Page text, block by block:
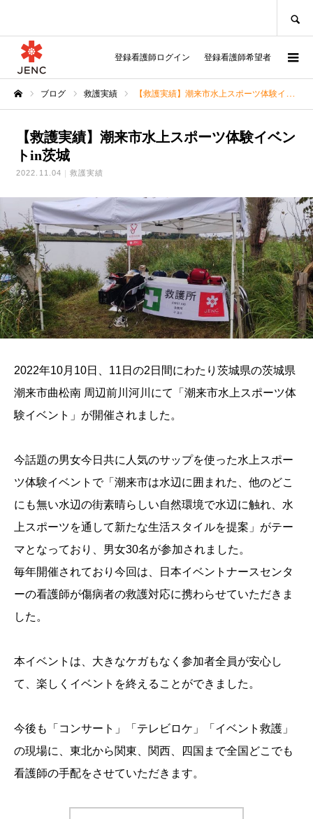
登録看護師ログイン 登録看護師希望者
ブログ 救護実績 【救護実績】潮来市水上スポーツ体験イベントin茨城
【救護実績】潮来市水上スポーツ体験イベン
トin茨城
2022.11.04 救護実績
2022年10月10日、11日の2日間にわたり茨城県の茨城県
潮来市曲松南 周辺前川河川にて「潮来市水上スポーツ体
験イベント」が開催されました。
今話題の男女今日共に人気のサップを使った水上スポー
ツ体験イベントで「潮来市は水辺に囲まれた、他のどこ
にも無い水辺の街素晴らしい自然環境で水辺に触れ、水
上スポーツを通して新たな生活スタイルを提案」がテー
マとなっており、男女30名が参加されました。
毎年開催されており今回は、日本イベントナースセンタ
ーの看護師が傷病者の救護対応に携わらせていただきま
した。
本イベントは、大きなケガもなく参加者全員が安心し
て、楽しくイベントを終えることができました。
今後も「コンサート」「テレビロケ」「イベント救護」
の現場に、東北から関東、関西、四国まで全国どこでも
看護師の手配をさせていただきます。